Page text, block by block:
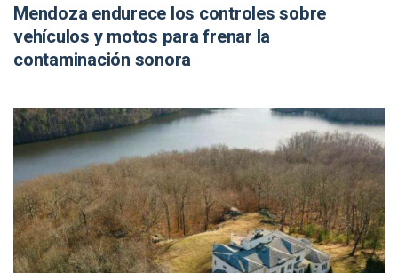
Mendoza endurece los controles sobre
vehículos y motos para frenar la
contaminación sonora